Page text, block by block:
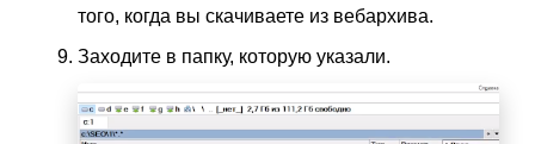
того, когда вы скачиваете из вебархива.
Заходите в папку, которую указали.